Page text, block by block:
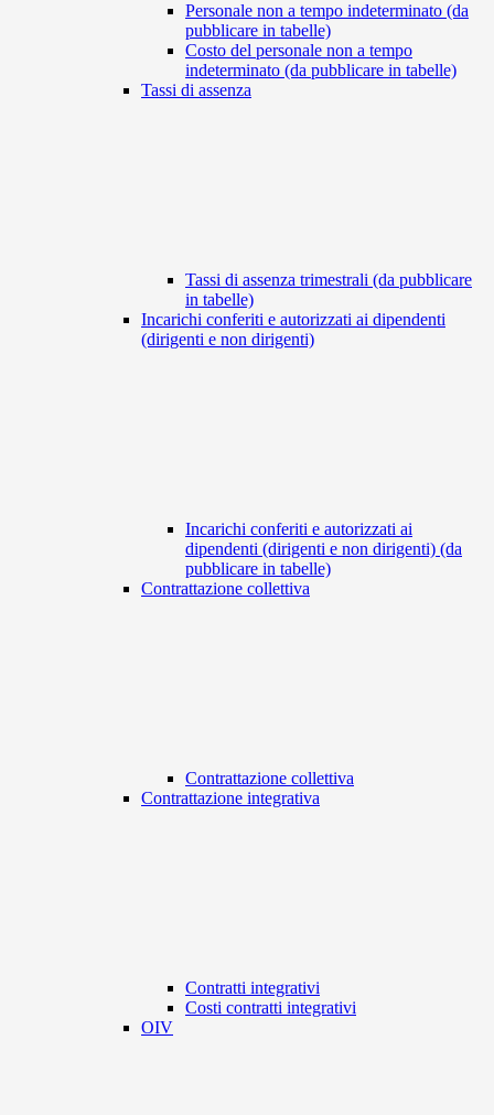
Personale non a tempo indeterminato (da
pubblicare in tabelle)
Costo del personale non a tempo
indeterminato (da pubblicare in tabelle)
Tassi di assenza
Tassi di assenza trimestrali (da pubblicare
in tabelle)
Incarichi conferiti e autorizzati ai dipendenti
(dirigenti e non dirigenti)
Incarichi conferiti e autorizzati ai
dipendenti (dirigenti e non dirigenti) (da
pubblicare in tabelle)
Contrattazione collettiva
Contrattazione collettiva
Contrattazione integrativa
Contratti integrativi
Costi contratti integrativi
OIV